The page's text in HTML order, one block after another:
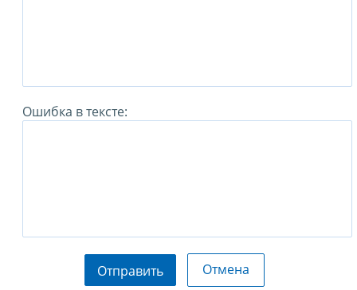
Ошибка в тексте:
Отправить Отмена